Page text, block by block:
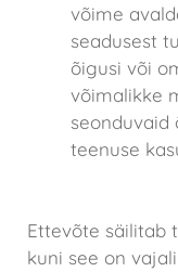
võime
seadusest
õigusi või
võimalikke
seonduvaid
teenuse
Ettevõte säilitab
kuni see on